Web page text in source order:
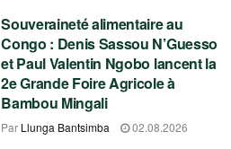
Souveraineté alimentaire au
Congo : Denis Sassou N’Guesso
et Paul Valentin Ngobo lancent la
2e Grande Foire Agricole à
Bambou Mingali
Par Llunga Bantsimba 02.08.2026